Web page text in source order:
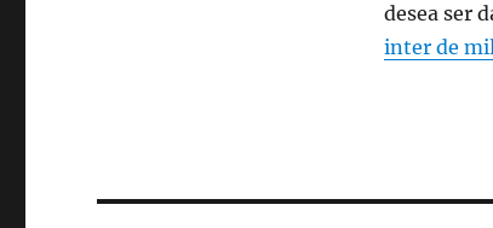
desea ser
inter de